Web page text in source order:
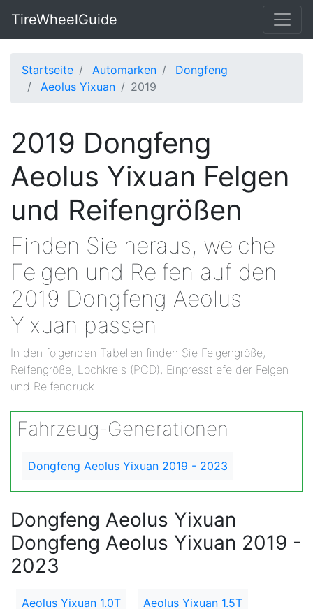
TireWheelGuide
Startseite Automarken
Dongfeng
Aeolus Yixuan
2019
2019 Dongfeng
Aeolus Yixuan Felgen
und Reifengrößen
Finden Sie heraus, welche
Felgen und Reifen auf den
2019 Dongfeng Aeolus
Yixuan passen
In den folgenden Tabellen finden Sie Felgengröße,
Reifengröße, Lochkreis (PCD), Einpresstiefe der Felgen
und Reifendruck.
Fahrzeug-Generationen
Dongfeng Aeolus Yixuan 2019 - 2023
Dongfeng Aeolus Yixuan
Dongfeng Aeolus Yixuan 2019 -
2023
Aeolus Yixuan 1.0T Aeolus Yixuan 1.5T